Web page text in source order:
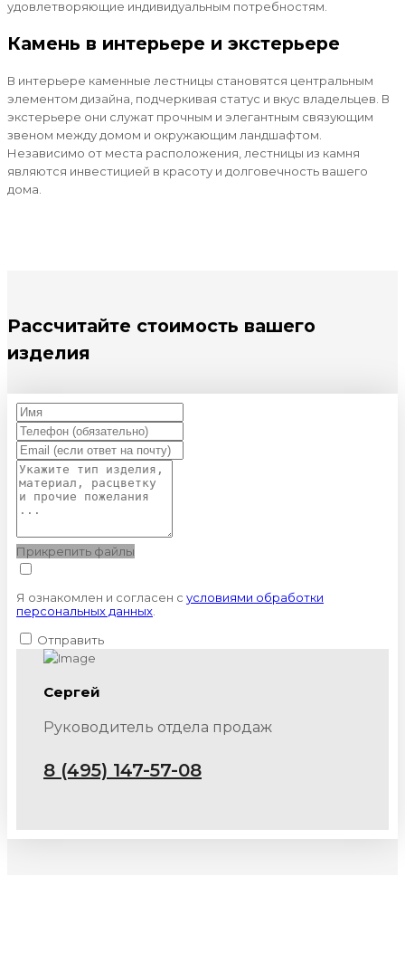
удовлетворяющие индивидуальным потребностям.
Камень в интерьере и экстерьере
В интерьере каменные лестницы становятся центральным
элементом дизайна, подчеркивая статус и вкус владельцев. В
экстерьере они служат прочным и элегантным связующим
звеном между домом и окружающим ландшафтом.
Независимо от места расположения, лестницы из камня
являются инвестицией в красоту и долговечность вашего
дома.
Рассчитайте стоимость вашего
изделия
Прикрепить файлы
Я ознакомлен и согласен с условиями обработки
персональных данных.
Отправить
Сергей
Руководитель отдела продаж
8 (495) 147-57-08